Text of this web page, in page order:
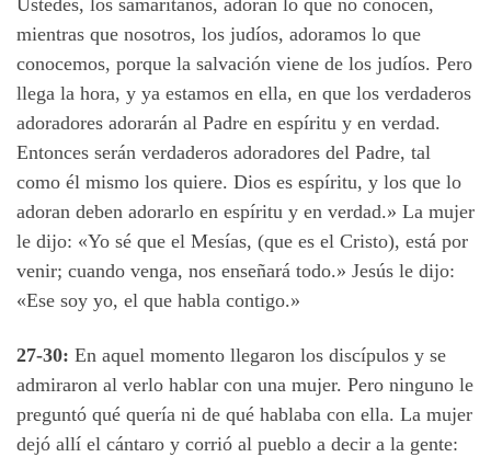
Ustedes, los samaritanos, adoran lo que no conocen,
mientras que nosotros, los judíos, adoramos lo que
conocemos, porque la salvación viene de los judíos. Pero
llega la hora, y ya estamos en ella, en que los verdaderos
adoradores adorarán al Padre en espíritu y en verdad.
Entonces serán verdaderos adoradores del Padre, tal
como él mismo los quiere. Dios es espíritu, y los que lo
adoran deben adorarlo en espíritu y en verdad.» La mujer
le dijo: «Yo sé que el Mesías, (que es el Cristo), está por
venir; cuando venga, nos enseñará todo.» Jesús le dijo:
«Ese soy yo, el que habla contigo.»
27-30: En aquel momento llegaron los discípulos y se
admiraron al verlo hablar con una mujer. Pero ninguno le
preguntó qué quería ni de qué hablaba con ella. La mujer
dejó allí el cántaro y corrió al pueblo a decir a la gente: